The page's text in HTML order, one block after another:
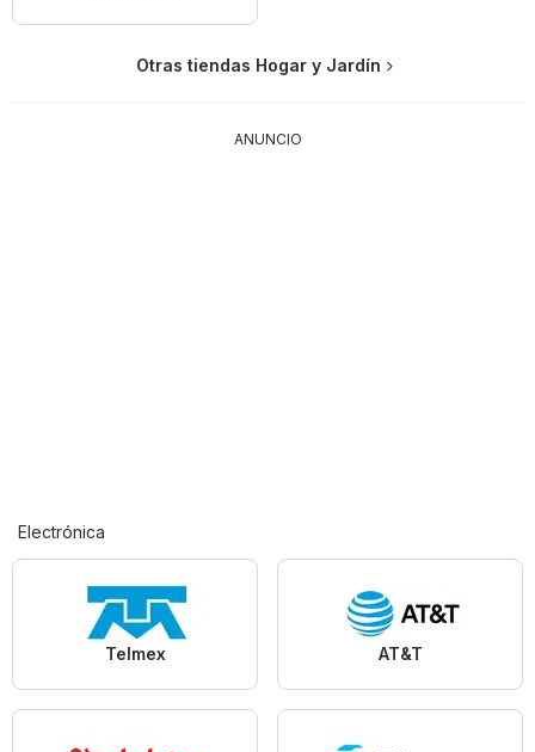
Otras tiendas Hogar y Jardín
ANUNCIO
Electrónica
Telmex AT&T